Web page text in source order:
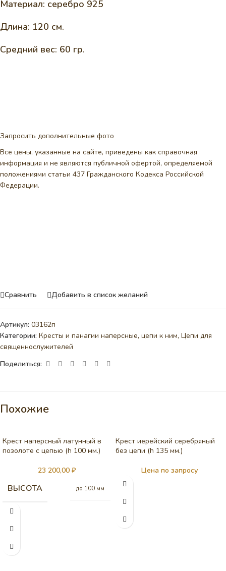
Материал: серебро 925
Длина: 120 см.
Средний вес: 60 гр.
Запросить дополнительные фото
Все цены, указанные на сайте, приведены как справочная
информация и не являются публичной офертой, определяемой
положениями статьи 437 Гражданского Кодекса Российской
Федерации.
Сравнить Добавить в список желаний
Артикул: 03162п
Категории: Кресты и панагии наперсные, цепи к ним, Цепи для
священнослужителей
Поделиться:
Похожие
Крест наперсный латунный в
позолоте с цепью (h 100 мм.)
23 200,00 ₽
ВЫСОТА до 100 мм
Крест иерейский серебряный
без цепи (h 135 мм.)
Цена по запросу